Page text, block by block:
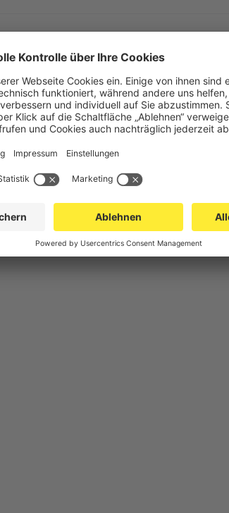
Gittertrennwand Lager & Logistik